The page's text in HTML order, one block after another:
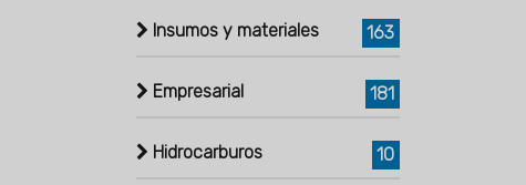
Insumos y materiales 163
Empresarial 181
Hidrocarburos 10